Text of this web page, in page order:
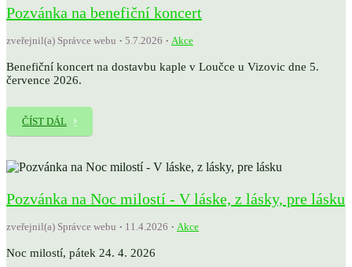
Pozvánka na benefiční koncert
zveřejnil(a) Správce webu 5.7.2026 Akce
Benefiční koncert na dostavbu kaple v Loučce u Vizovic dne 5.
července 2026.
ČÍST DÁL
Pozvánka na Noc milostí - V láske, z lásky, pre lásku
zveřejnil(a) Správce webu 11.4.2026 Akce
Noc milostí, pátek 24. 4. 2026